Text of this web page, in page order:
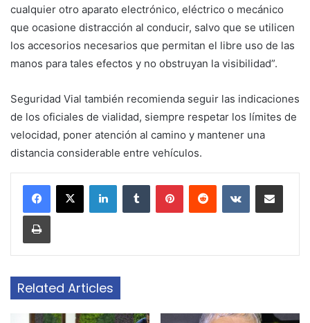
cualquier otro aparato electrónico, eléctrico o mecánico
que ocasione distracción al conducir, salvo que se utilicen
los accesorios necesarios que permitan el libre uso de las
manos para tales efectos y no obstruyan la visibilidad”.
Seguridad Vial también recomienda seguir las indicaciones
de los oficiales de vialidad, siempre respetar los límites de
velocidad, poner atención al camino y mantener una
distancia considerable entre vehículos.
LinkedInTumblr PinterestReddit VKontakteShare via Email
Print
Related Articles